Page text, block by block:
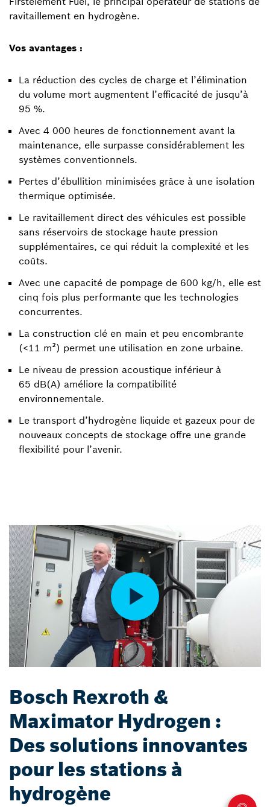
ravitaillement en hydrogène.
Vos avantages :
La réduction des cycles de charge et l’élimination
du volume mort augmentent l’efficacité de jusqu’à
95 %.
Avec 4 000 heures de fonctionnement avant la
maintenance, elle surpasse considérablement les
systèmes conventionnels.
Pertes d’ébullition minimisées grâce à une isolation
thermique optimisée.
Le ravitaillement direct des véhicules est possible
sans réservoirs de stockage haute pression
supplémentaires, ce qui réduit la complexité et les
coûts.
Avec une capacité de pompage de 600 kg/h, elle est
cinq fois plus performante que les technologies
concurrentes.
La construction clé en main et peu encombrante
(<11 m²) permet une utilisation en zone urbaine.
Le niveau de pression acoustique inférieur à
65 dB(A) améliore la compatibilité
environnementale.
Le transport d’hydrogène liquide et gazeux pour de
nouveaux concepts de stockage offre une grande
flexibilité pour l’avenir.
Bosch Rexroth &
Maximator Hydrogen :
Des solutions innovantes
pour les stations à
hydrogène